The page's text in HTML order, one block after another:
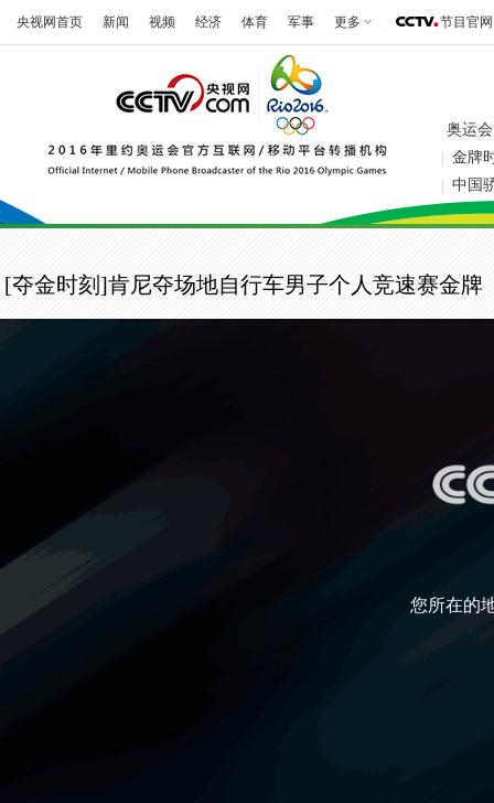
央视网首页 新闻 视频 经济 体育 军事 更多 节目官网
奥运会
金牌
中国
[夺金时刻]肯尼夺场地自行车男子个人竞速赛金牌
您所在的